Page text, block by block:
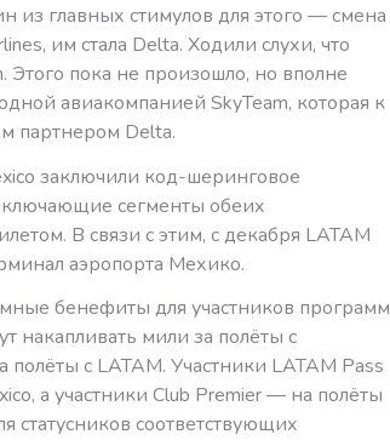
из главных стимулов для этого — смена
им стала Delta. Ходили слухи, что
Этого пока не произошло, но вполне
авиакомпанией SkyTeam, которая к
партнером Delta.
заключили код-шеринговое
сегменты обеих
В связи с этим, с декабря LATAM
аэропорта Мехико.
бенефиты для участников программ
накапливать мили за полёты с
с LATAM. Участники LATAM Pass
а участники Club Premier — на полёты
статусников соответствующих